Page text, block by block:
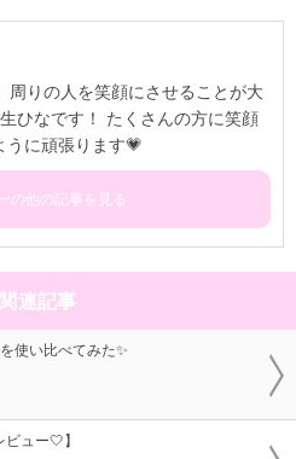
周りの人を笑顔にさせることが大
ひなです！ たくさんの方に笑顔
うに頑張ります💗
の他の記事を見る
関連記事
使い比べてみた✨
ュー🤍】